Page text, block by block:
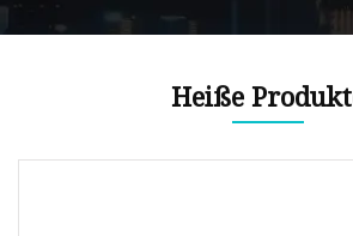
Heiße